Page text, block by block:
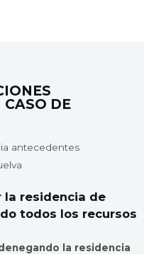
CASO DE
la residencia de
todos los recursos
la residencia